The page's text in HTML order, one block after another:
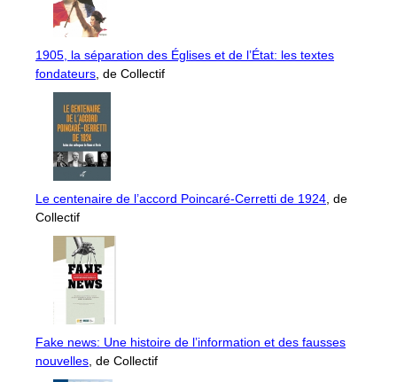
1905, la séparation des Églises et de l’État: les textes
fondateurs, de Collectif
Le centenaire de l’accord Poincaré-Cerretti de 1924, de
Collectif
Fake news: Une histoire de l’information et des fausses
nouvelles, de Collectif